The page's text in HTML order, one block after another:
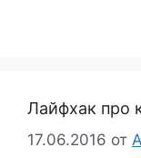
Лайфхак про
17.06.2016 от